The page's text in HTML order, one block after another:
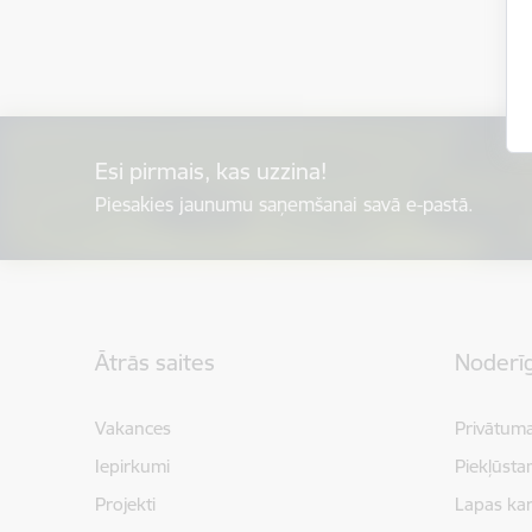
Esi pirmais, kas uzzina!
Piesakies jaunumu saņemšanai savā e-pastā.
Ātrās saites
Vakances
Iepirkumi
Projekti
Lapas